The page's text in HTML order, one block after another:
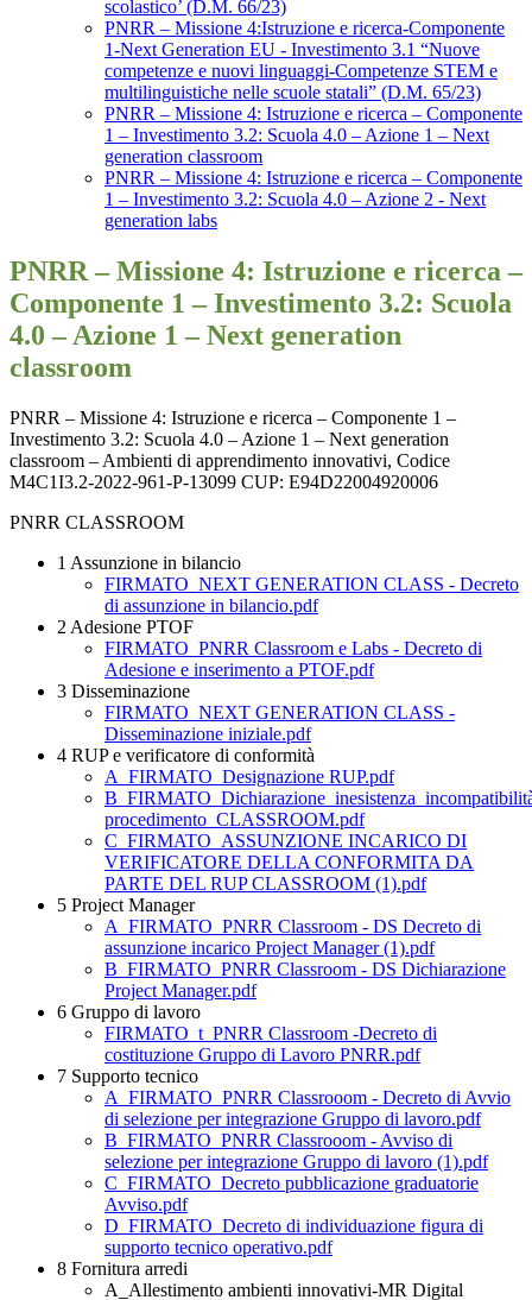
scolastico’ (D.M. 66/23)
PNRR – Missione 4:Istruzione e ricerca-Componente
1-Next Generation EU - Investimento 3.1 “Nuove
competenze e nuovi linguaggi-Competenze STEM e
multilinguistiche nelle scuole statali” (D.M. 65/23)
PNRR – Missione 4: Istruzione e ricerca – Componente
1 – Investimento 3.2: Scuola 4.0 – Azione 1 – Next
generation classroom
PNRR – Missione 4: Istruzione e ricerca – Componente
1 – Investimento 3.2: Scuola 4.0 – Azione 2 - Next
generation labs
PNRR – Missione 4: Istruzione e ricerca –
Componente 1 – Investimento 3.2: Scuola
4.0 – Azione 1 – Next generation
classroom
PNRR – Missione 4: Istruzione e ricerca – Componente 1 –
Investimento 3.2: Scuola 4.0 – Azione 1 – Next generation
classroom – Ambienti di apprendimento innovativi, Codice
M4C1I3.2-2022-961-P-13099 CUP: E94D22004920006
PNRR CLASSROOM
1 Assunzione in bilancio
FIRMATO_NEXT GENERATION CLASS - Decreto
di assunzione in bilancio.pdf
2 Adesione PTOF
FIRMATO_PNRR Classroom e Labs - Decreto di
Adesione e inserimento a PTOF.pdf
3 Disseminazione
FIRMATO_NEXT GENERATION CLASS -
Disseminazione iniziale.pdf
4 RUP e verificatore di conformità
A_FIRMATO_Designazione RUP.pdf
procedimento_CLASSROOM.pdf
C_FIRMATO_ASSUNZIONE INCARICO DI
VERIFICATORE DELLA CONFORMITA DA
PARTE DEL RUP CLASSROOM (1).pdf
5 Project Manager
A_FIRMATO_PNRR Classroom - DS Decreto di
assunzione incarico Project Manager (1).pdf
B_FIRMATO_PNRR Classroom - DS Dichiarazione
Project Manager.pdf
6 Gruppo di lavoro
FIRMATO_t_PNRR Classroom -Decreto di
costituzione Gruppo di Lavoro PNRR.pdf
7 Supporto tecnico
A_FIRMATO_PNRR Classrooom - Decreto di Avvio
di selezione per integrazione Gruppo di lavoro.pdf
B_FIRMATO_PNRR Classrooom - Avviso di
selezione per integrazione Gruppo di lavoro (1).pdf
C_FIRMATO_Decreto pubblicazione graduatorie
Avviso.pdf
D_FIRMATO_Decreto di individuazione figura di
supporto tecnico operativo.pdf
8 Fornitura arredi
A_Allestimento ambienti innovativi-MR Digital